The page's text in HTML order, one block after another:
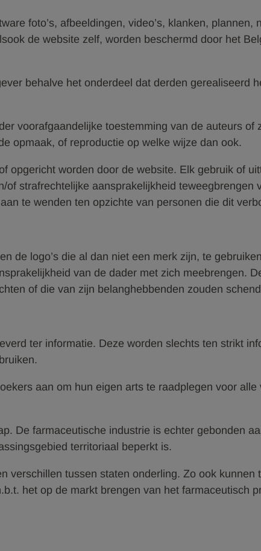
foto’s, afbeeldingen, video’s, klanken, plannen,
de website zelf, worden beschermd door het
behalve het onderdeel dat derden gerealiseerd
voorafgaandelijke toestemming van de auteurs
opmaak, of reproductie op welke wijze dan ook.
opgericht worden door de website. Elk gebruik of
strafrechtelijke aansprakelijkheid teweegbrengen
te wenden ten opzichte van personen die dit
de logo’s die al dan niet een merk zijn, te
van de dader met zich meebrengen.
of die van zijn belanghebbenden zouden
ter informatie. Deze worden slechts ten strikt
aan om hun eigen arts te raadplegen voor
De farmaceutische industrie is echter gebonden
territoriaal beperkt is.
verschillen tussen staten onderling. Zo ook
het op de markt brengen van het farmaceutisch